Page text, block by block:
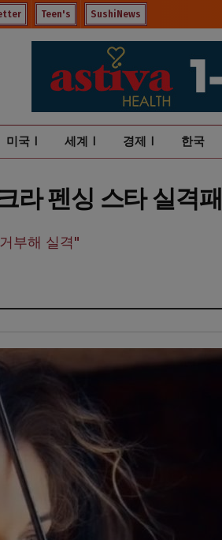
Teen's SushiNews
미국Ⅰ 세계Ⅰ 경제Ⅰ 한국
라 펜싱 스타 실격패
부해 실격"